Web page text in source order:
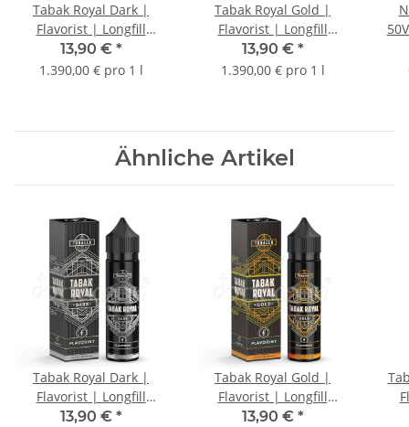
Tabak Royal Dark |
Flavorist | Longfill
Aroma | 10ml
13,90 € *
1.390,00 € pro 1 l
Tabak Royal Gold |
Flavorist | Longfill
Aroma | 10ml
13,90 € *
1.390,00 € pro 1 l
Ähnliche Artikel
Tabak Royal Dark |
Flavorist | Longfill
Aroma | 10ml
13,90 € *
Tabak Royal Gold |
Flavorist | Longfill
Aroma | 10ml
13,90 € *